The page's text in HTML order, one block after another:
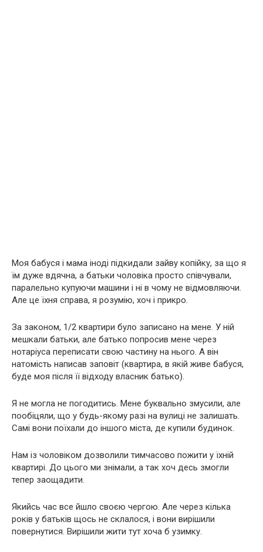
Моя бабуся і мама іноді підкидали зайву копійку, за що я
їм дуже вдячна, а батьки чоловіка просто співчували,
паралельно купуючи машини і ні в чому не відмовляючи.
Але це їхня справа, я розумію, хоч і прикро.
За законом, 1/2 квартири було записано на мене. У ній
мешкали батьки, але батько попросив мене через
нотаріуса переписати свою частину на нього. А він
натомість написав заповіт (квартира, в якій живе бабуся,
буде моя після її відходу власник батько).
Я не могла не погодитись. Мене буквально змусили, але
пообіцяли, що у будь-якому разі на вулиці не залишать.
Самі вони поїхали до іншого міста, де купили будинок.
Нам із чоловіком дозволили тимчасово пожити у їхній
квартирі. До цього ми знімали, а так хоч десь змогли
тепер заощадити.
Якийсь час все йшло своєю чергою. Але через кілька
років у батьків щось не склалося, і вони вирішили
повернутися. Вирішили жити тут хоча б узимку.